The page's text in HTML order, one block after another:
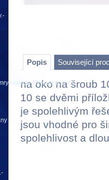
Popis Související
na oko na šroub
10 se dvěmi
je spolehlivým
jsou vhodné pro
spolehlivost a